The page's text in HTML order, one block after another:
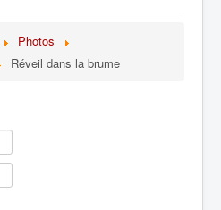
Photos
Réveil dans la brume